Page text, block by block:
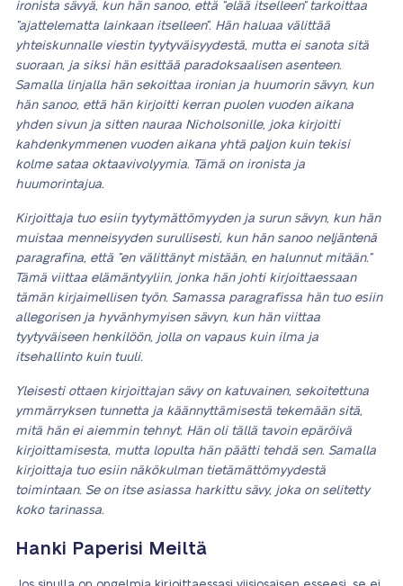
ironista sävyä, kun hän sanoo, että ”elää itselleen” tarkoittaa
”ajattelematta lainkaan itselleen”. Hän haluaa välittää
yhteiskunnalle viestin tyytyväisyydestä, mutta ei sanota sitä
suoraan, ja siksi hän esittää paradoksaalisen asenteen.
Samalla linjalla hän sekoittaa ironian ja huumorin sävyn, kun
hän sanoo, että hän kirjoitti kerran puolen vuoden aikana
yhden sivun ja sitten nauraa Nicholsonille, joka kirjoitti
kahdenkymmenen vuoden aikana yhtä paljon kuin tekisi
kolme sataa oktaavivolyymia. Tämä on ironista ja
huumorintajua.
Kirjoittaja tuo esiin tyytymättömyyden ja surun sävyn, kun hän
muistaa menneisyyden surullisesti, kun hän sanoo neljäntenä
paragrafina, että ”en välittänyt mistään, en halunnut mitään.”
Tämä viittaa elämäntyyliin, jonka hän johti kirjoittaessaan
tämän kirjaimellisen työn. Samassa paragrafissa hän tuo esiin
allegorisen ja hyvänhymyisen sävyn, kun hän viittaa
tyytyväiseen henkilöön, jolla on vapaus kuin ilma ja
itsehallinto kuin tuuli.
Yleisesti ottaen kirjoittajan sävy on katuvainen, sekoitettuna
ymmärryksen tunnetta ja käännyttämisestä tekemään sitä,
mitä hän ei aiemmin tehnyt. Hän oli tällä tavoin epäröivä
kirjoittamisesta, mutta lopulta hän päätti tehdä sen. Samalla
kirjoittaja tuo esiin näkökulman tietämättömyydestä
toimintaan. Se on itse asiassa harkittu sävy, joka on selitetty
koko tarinassa.
Hanki Paperisi Meiltä